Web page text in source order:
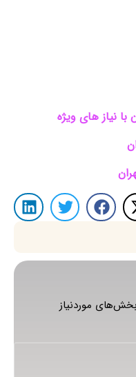
با نیاز های ویژه
بخش‌های موردنیاز